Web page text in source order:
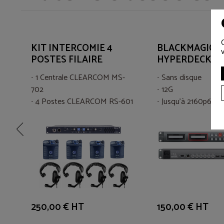
KIT INTERCOMIE 4
POSTES FILAIRE
1 Centrale CLEARCOM MS-
702
4 Postes CLEARCOM RS-601
250,00 € HT
BLACKMAGIC
HYPERDECK
Sans disque
12G
Jusqu'à 2160p60
150,00 € HT